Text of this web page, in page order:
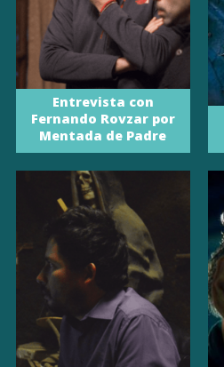
Entrevista con
Fernando Rovzar por
Mentada de Padre